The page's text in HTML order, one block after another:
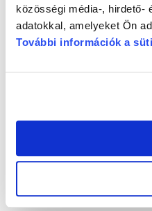
közösségi média-, hirdető-
adatokkal, amelyeket Ön
További információk a